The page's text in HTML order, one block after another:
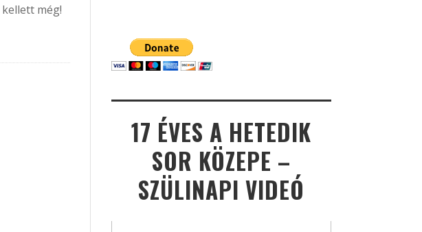
még!
17 ÉVES A HETEDIK
SOR KÖZEPE –
SZÜLINAPI VIDEÓ